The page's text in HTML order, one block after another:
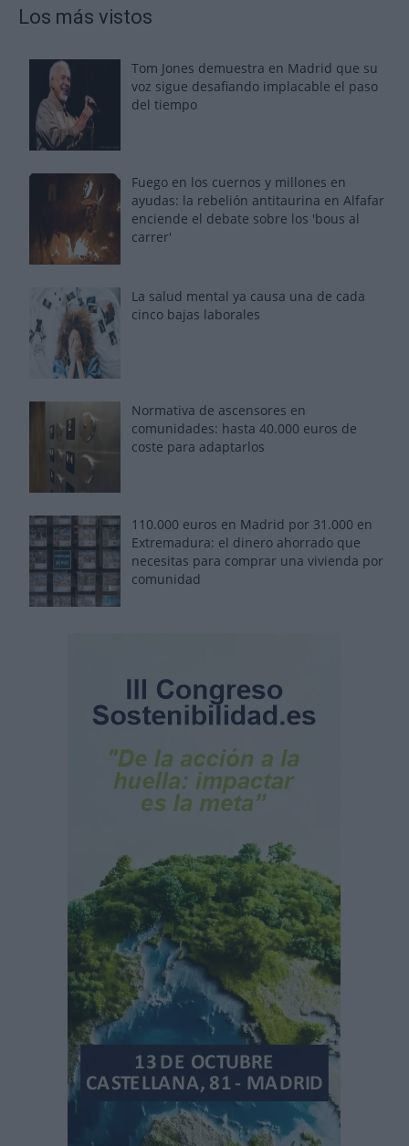
Los más vistos
Tom Jones demuestra en Madrid que su
voz sigue desafiando implacable el paso
del tiempo
Fuego en los cuernos y millones en
ayudas: la rebelión antitaurina en Alfafar
enciende el debate sobre los 'bous al
carrer'
La salud mental ya causa una de cada
cinco bajas laborales
Normativa de ascensores en
comunidades: hasta 40.000 euros de
coste para adaptarlos
110.000 euros en Madrid por 31.000 en
Extremadura: el dinero ahorrado que
necesitas para comprar una vivienda por
comunidad